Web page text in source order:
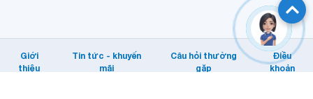
Giới
thiệu
Tin tức - khuyến
mãi
Câu hỏi thường
gặp
Điều
khoản